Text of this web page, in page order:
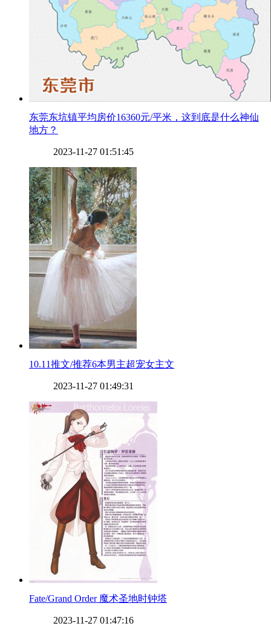
​东莞东坑镇平均房价16360元/平米，这到底是什么神仙
地方？
2023-11-27 01:51:45
​10.11推文/推荐6本男主超宠女主文
2023-11-27 01:49:31
​Fate/Grand Order 魔术圣地时钟塔
2023-11-27 01:47:16